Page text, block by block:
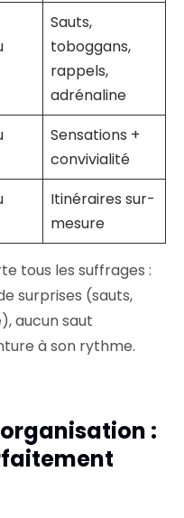
Sauts,
toboggans,
rappels,
adrénaline
Sensations +
convivialité
Itinéraires sur-
mesure
tous les suffrages :
surprises (sauts,
aucun saut
à son rythme.
: